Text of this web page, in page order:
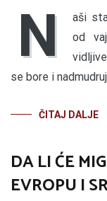
N
aši
od
se bore i
ČITAJ DALJE
DA LI ĆE
EVROPU I